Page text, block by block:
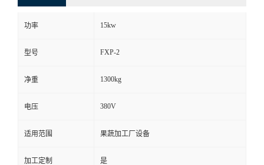
功率 15kw
型号 FXP-2
净重 1300kg
电压 380V
适用范围 果蔬加工厂设备
加工定制 是